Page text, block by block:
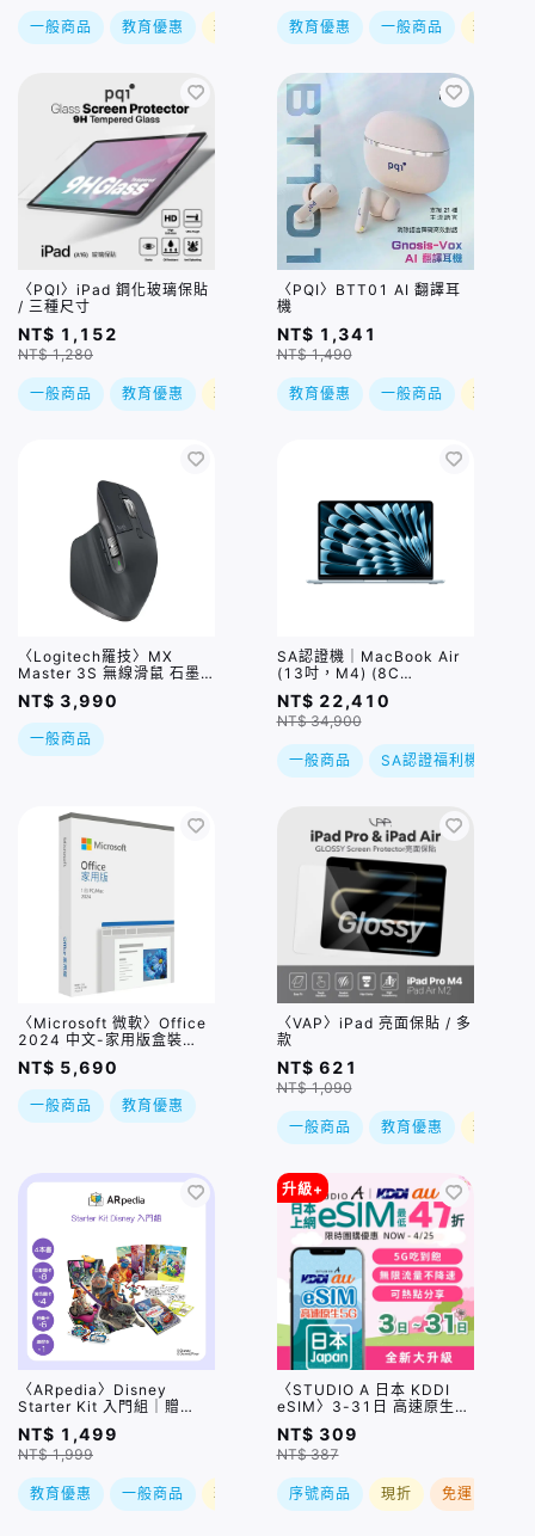
一般商品 教育優惠 現折 教育優惠 一般商品 現折
〈PQI〉iPad 鋼化玻璃保貼
/ 三種尺寸
NT$ 1,152
NT$ 1,280
一般商品 教育優惠 現折
〈PQI〉BTT01 AI 翻譯耳
機
NT$ 1,341
NT$ 1,490
教育優惠 一般商品 現折
〈Logitech羅技〉MX
Master 3S 無線滑鼠 石墨
NT$ 3,990
一般商品
SA認證機｜MacBook Air
(13吋，M4) (8C
GPU/16GB/256GB) 天藍
色
NT$ 22,410
NT$ 34,900
一般商品 SA認證福利機
〈Microsoft 微軟〉Office
2024 中文-家用版盒裝
PKC(無光碟)
NT$ 5,690
一般商品 教育優惠
〈VAP〉iPad 亮面保貼 / 多
款
NT$ 621
NT$ 1,090
一般商品 教育優惠 現折
〈ARpedia〉Disney
Starter Kit 入門組｜贈
SPOTTY Mirror
NT$ 1,499
NT$ 1,999
教育優惠 一般商品 現折
升級+
〈STUDIO A 日本 KDDI
eSIM〉3-31日 高速原生
5G吃到飽｜無限流量不降速
｜可熱點分享
NT$ 309
NT$ 387
序號商品 現折 免運